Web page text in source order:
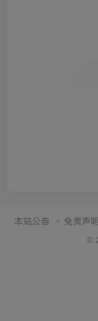
本站公告 免责声明
©